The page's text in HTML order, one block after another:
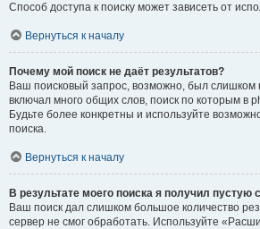
Способ доступа к поиску может зависеть от
Вернуться к началу
Почему мой поиск не даёт результатов?
Ваш поисковый запрос, возможно, был
включал много общих слов, поиск по которым в
Будьте более конкретны и используйте
поиска.
Вернуться к началу
В результате моего поиска я получил пустую
Ваш поиск дал слишком большое количество
сервер не смог обработать. Используйте